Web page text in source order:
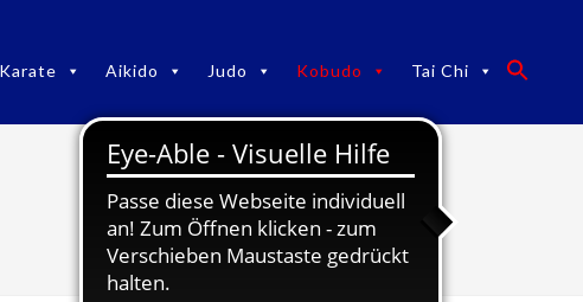
Karate Aikido Judo Kobudo Tai Chi
News Kobudo